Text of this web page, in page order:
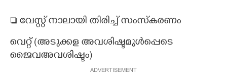
 വേസ്റ്റ് നാലായി തിരിച്ച് സംസ്കരണം
വെറ്റ് (അടുക്കള അവശിഷ്ടമുൾപ്പെടെ
ജൈവഅവശിഷ്ടം)
ADVERTISEMENT